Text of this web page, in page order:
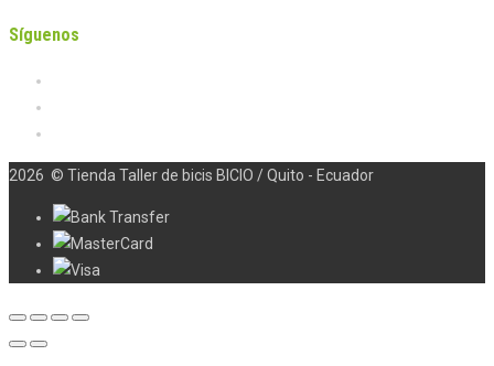
Síguenos
2026 © Tienda Taller de bicis BICIO / Quito - Ecuador